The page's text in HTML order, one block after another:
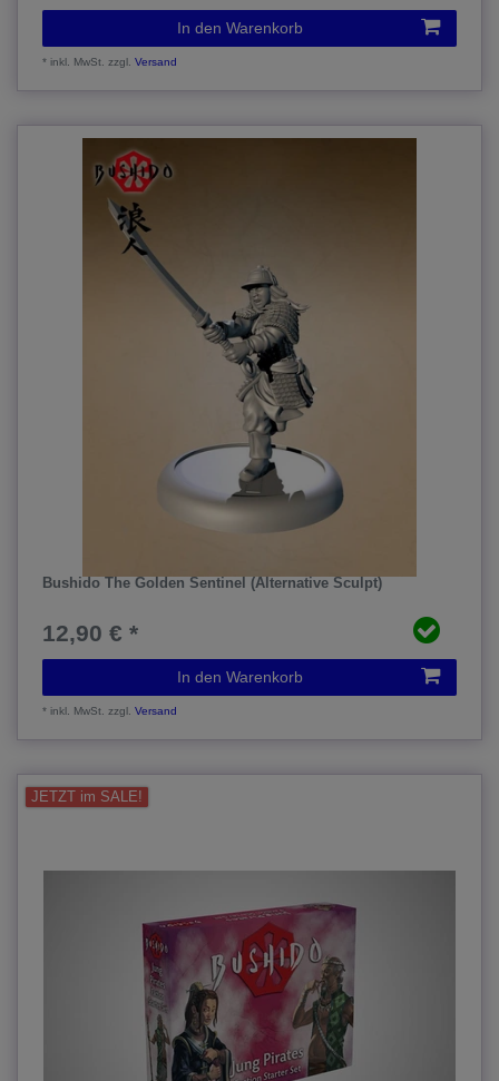
In den Warenkorb
*inkl. MwSt. zzgl.Versand
Bushido The Golden Sentinel (Alternative Sculpt)
12,90 € *
In den Warenkorb
*inkl. MwSt. zzgl.Versand
JETZT im SALE!